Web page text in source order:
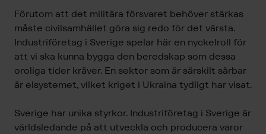
Förutom att det militära försvaret behöver stärkas
måste civilsamhället göra sig redo för det värsta.
Industriföretag i Sverige spelar här en nyckelroll för
att vi ska kunna bygga den beredskap som dessa
oroliga tider kräver. En sektor som är särskilt sårbar
är elsystemet, vilket kriget i Ukraina tydligt har visat.
Sverige har unika styrkor. Industriföretag i Sverige är
världsledande på att utveckla och producera varor